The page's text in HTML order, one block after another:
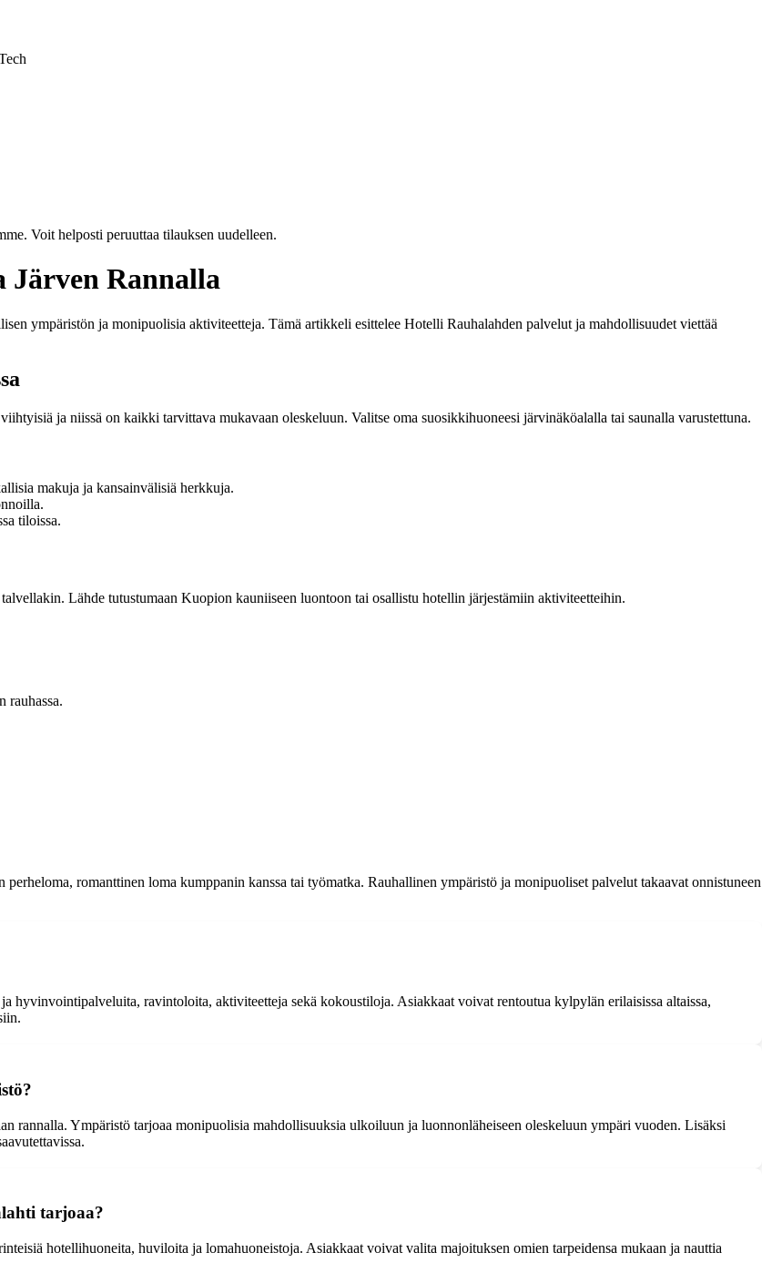
Voit helposti peruuttaa tilauksen uudelleen.
Rannalla
ympäristön ja monipuolisia aktiviteetteja. Tämä artikkeli esittelee Hotelli Rauhalahden palvelut ja mahdollisuudet viettää
ja niissä on kaikki tarvittava mukavaan oleskeluun. Valitse oma suosikkihuoneesi järvinäköalalla tai saunalla varustettuna.
makuja ja kansainvälisiä herkkuja.
tiloissa.
Lähde tutustumaan Kuopion kauniiseen luontoon tai osallistu hotellin järjestämiin aktiviteetteihin.
rauhassa.
romanttinen loma kumppanin kanssa tai työmatka. Rauhallinen ympäristö ja monipuoliset palvelut takaavat onnistuneen
ravintoloita, aktiviteetteja sekä kokoustiloja. Asiakkaat voivat rentoutua kylpylän erilaisissa altaissa,
rannalla. Ympäristö tarjoaa monipuolisia mahdollisuuksia ulkoiluun ja luonnonläheiseen oleskeluun ympäri vuoden. Lisäksi
tarjoaa?
hotellihuoneita, huviloita ja lomahuoneistoja. Asiakkaat voivat valita majoituksen omien tarpeidensa mukaan ja nauttia